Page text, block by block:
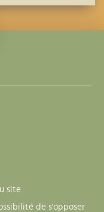
site
de s'opposer